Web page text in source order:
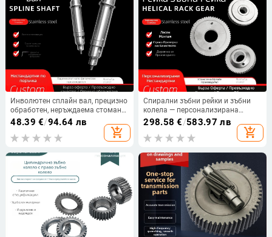
Инволютен сплайн вал, прецизно
обработен, неръждаема стомана
303, нестандартни индустриални
предавателни компоненти
48.39 €/94.64 лв
add_shopping_cart
Спирални зъбни рейки и зъбни
колела — персонализирана
модулна система за задвижване,
водачи и аксесоари
298.58 €/583.97 лв
add_shopping_cart